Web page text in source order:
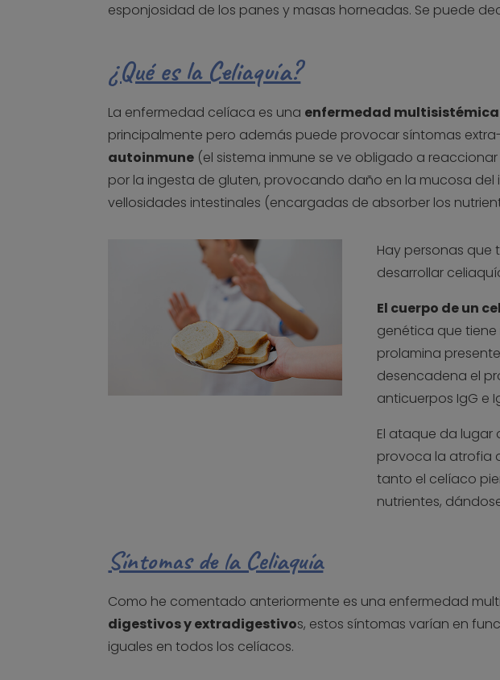
esponjosidad de los panes y masas horneadas. Se puede
¿Qué es la Celiaquía?
La enfermedad celíaca es una enfermedad multisistémica
principalmente pero además puede provocar síntomas
autoinmune (el sistema inmune se ve obligado a
por la ingesta de gluten, provocando daño en la mucosa del
vellosidades intestinales (encargadas de absorber los
Hay personas que
desarrollar
El cuerpo de un
genética que tiene
prolamina
desencadena el
anticuerpos IgG e
El ataque da lugar
provoca la atrofia
tanto el celíaco
nutrientes,
Síntomas de la Celiaquía
Como he comentado anteriormente es una enfermedad
digestivos y extradigestivos, estos síntomas varían en
iguales en todos los celíacos.